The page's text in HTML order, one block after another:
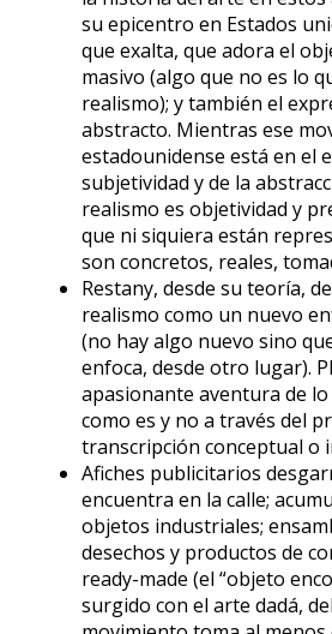
su epicentro en Estados
que exalta, que adora el
masivo (algo que no es lo
realismo); y también el
abstracto. Mientras ese
estadounidense está en el
subjetividad y de la
realismo es objetividad y
que ni siquiera están
son concretos, reales,
Restany, desde su teoría,
realismo como un nuevo
(no hay algo nuevo sino
enfoca, desde otro lugar).
apasionante aventura de
como es y no a través del
transcripción conceptual o
Afiches publicitarios
encuentra en la calle;
objetos industriales;
desechos y productos de
ready-made (el “objeto
surgido con el arte dadá,